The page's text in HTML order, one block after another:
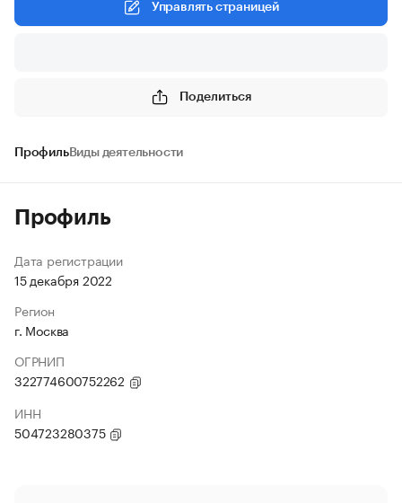
Управлять страницей
Поделиться
ПрофильВиды деятельности
Профиль
Дата регистрации
15 декабря 2022
Регион
г. Москва
ОГРНИП
322774600752262
ИНН
504723280375